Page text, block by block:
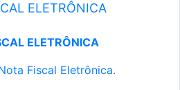
ELETRÔNICA
ELETRÔNICA
Fiscal Eletrônica.